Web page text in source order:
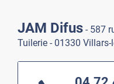
JAM Difus - 587
Tuilerie - 01330 Villars-